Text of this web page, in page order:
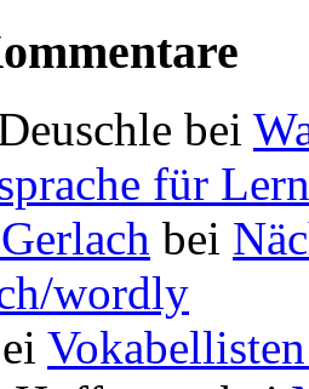
bei
für
bei
wordly